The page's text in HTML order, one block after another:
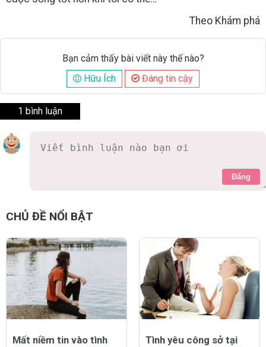
Theo Khám phá
Bạn cảm thấy bài viết này thế nào?
Hữu Ích
Đáng tin cậy
1 bình luận
Đăng
thegioihanghieu517
bạn làm thế là đúng đấy
0 Thích Báo cáo vi phạm
CHỦ ĐỀ NỔI BẬT